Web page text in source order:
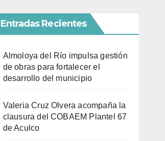
Entradas Recientes
Almoloya del Río impulsa gestión
de obras para fortalecer el
desarrollo del municipio
Valeria Cruz Olvera acompaña la
clausura del COBAEM Plantel 67
de Aculco